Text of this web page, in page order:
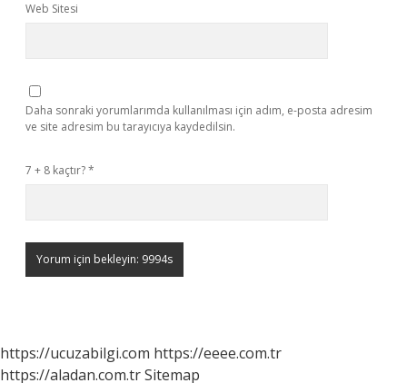
Web Sitesi
Daha sonraki yorumlarımda kullanılması için adım, e-posta adresim
ve site adresim bu tarayıcıya kaydedilsin.
7 + 8 kaçtır?*
https://ucuzabilgi.com https://eeee.com.tr
https://aladan.com.trSitemap